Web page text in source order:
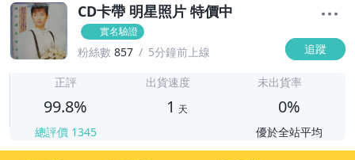
CD卡帶 明星照片 特價中
實名驗證
粉絲數 857 5分鐘前上線 追蹤
正評
99.8%
總評價 1345
出貨速度
1 天
未出貨率
0%
優於全站平均